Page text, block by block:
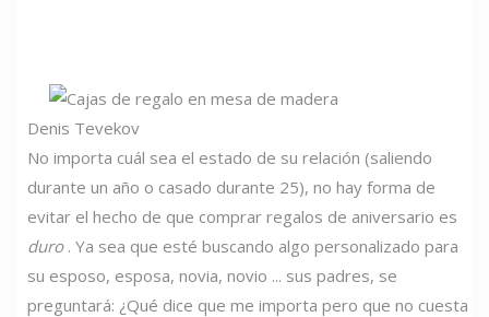
Denis Tevekov
No importa cuál sea el estado de su relación (saliendo
durante un año o casado durante 25), no hay forma de
evitar el hecho de que comprar regalos de aniversario es
duro. Ya sea que esté buscando algo personalizado para
su esposo, esposa, novia, novio ... sus padres, se
preguntará: ¿Qué dice que me importa pero que no cuesta